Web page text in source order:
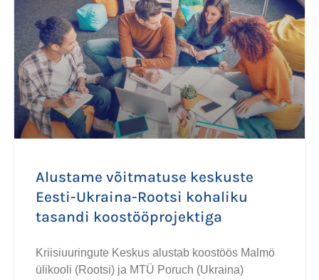
Alustame võitmatuse keskuste
Eesti-Ukraina-Rootsi kohaliku
tasandi koostööprojektiga
Kriisiuuringute Keskus alustab koostöös Malmö
ülikooli (Rootsi) ja MTÜ Poruch (Ukraina)